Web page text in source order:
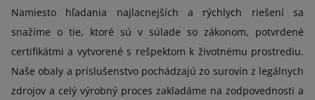
Namiesto hľadania najlacnejších a rýchlych riešení sa
snažíme o tie, ktoré sú v súlade so zákonom, potvrdené
certifikátmi a vytvorené s rešpektom k životnému prostrediu.
Naše obaly a príslušenstvo pochádzajú zo surovín z legálnych
zdrojov a celý výrobný proces zakladáme na zodpovednosti a